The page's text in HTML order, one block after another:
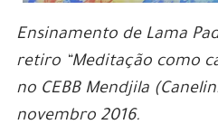
Ensinamento de Lama
retiro “Meditação como
no CEBB Mendjila
novembro 2016.